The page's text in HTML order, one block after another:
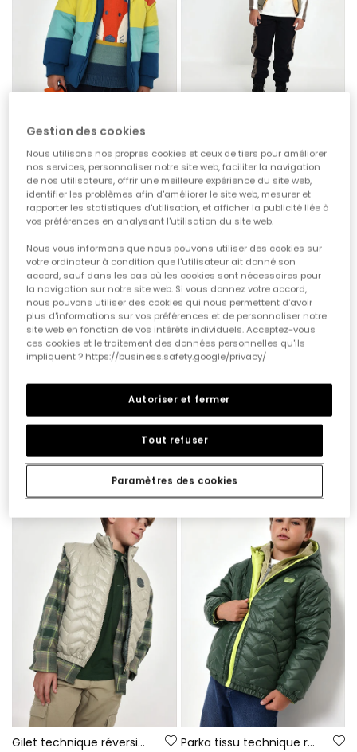
Parka tissu technique garçon réversible bleu multicolore
72,95 €
Gilet technique réversible garçon jaune
59,95 €
Parka tissu technique garçon vert avec capuche
65,95 €
69,95 €
Gilet technique réversible garçon vert
Parka tissu technique réversible garçon vert
Gestion des cookies
Nous utilisons nos propres cookies et ceux de tiers pour améliorer
nos services, personnaliser notre site web, faciliter la navigation
de nos utilisateurs, offrir une meilleure expérience du site web,
identifier les problèmes afin d'améliorer le site web, mesurer et
rapporter les statistiques d'utilisation, et afficher la publicité liée à
vos préférences en analysant l'utilisation du site web.
Nous vous informons que nous pouvons utiliser des cookies sur
votre ordinateur à condition que l'utilisateur ait donné son
accord, sauf dans les cas où les cookies sont nécessaires pour
la navigation sur notre site web. Si vous donnez votre accord,
nous pouvons utiliser des cookies qui nous permettent d'avoir
plus d'informations sur vos préférences et de personnaliser notre
site web en fonction de vos intérêts individuels. Acceptez-vous
ces cookies et le traitement des données personnelles qu'ils
impliquent ? https://business.safety.google/privacy/
Paramètres des cookies
Tout refuser
Autoriser et fermer